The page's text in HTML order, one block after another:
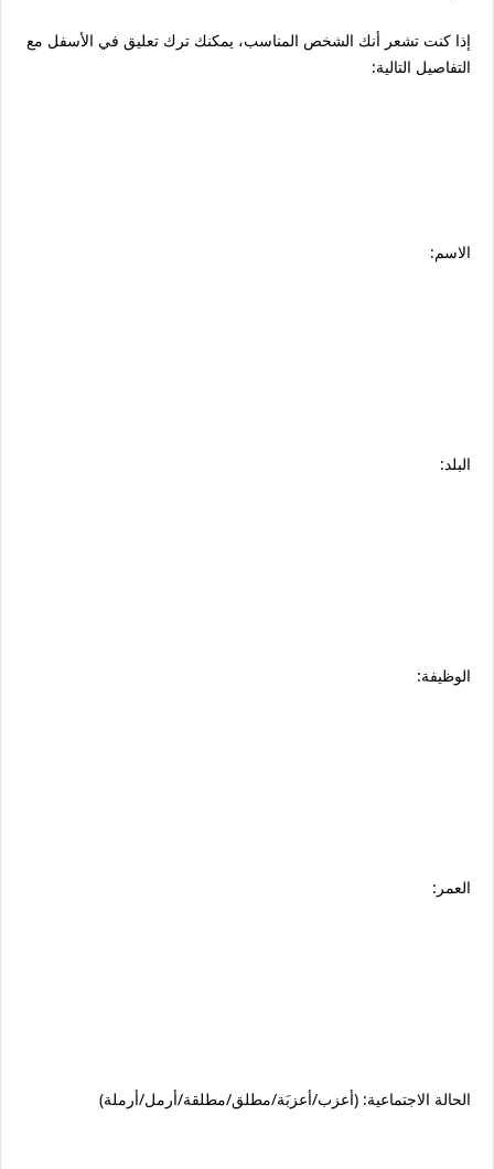
إذا كنت تشعر أنك الشخص المناسب، يمكنك ترك تعليق في الأسفل مع
التفاصيل التالية:
الاسم:
البلد:
الوظيفة:
العمر:
الحالة الاجتماعية: (أعزب/أعزبَة/مطلق/مطلقة/أرمل/أرملة)